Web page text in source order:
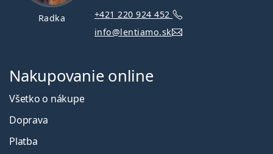
Radka
+421 220 924 452
info@lentiamo.sk
Nakupovanie online
Všetko o nákupe
Doprava
Platba